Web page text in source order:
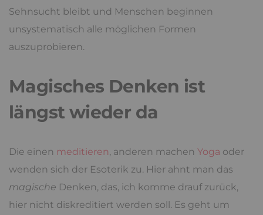
Sehnsucht bleibt und Menschen beginnen
unsystematisch alle möglichen Formen
auszuprobieren.
Magisches Denken ist
längst wieder da
Die einen meditieren, anderen machen Yoga oder
wenden sich der Esoterik zu. Hier ahnt man das
magische Denken, das, ich komme drauf zurück,
hier nicht diskreditiert werden soll. Es geht um